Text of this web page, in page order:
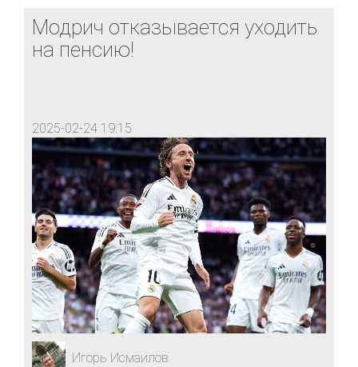
Модрич отказывается уходить
на пенсию!
2025-02-24 19:15
Игорь Исмаилов